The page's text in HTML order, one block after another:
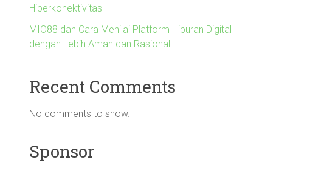
Hiperkonektivitas
MIO88 dan Cara Menilai Platform Hiburan Digital
dengan Lebih Aman dan Rasional
Recent Comments
No comments to show.
Sponsor